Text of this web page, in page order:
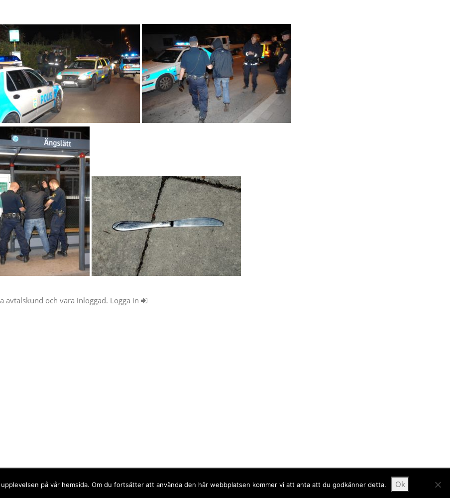
avtalskund och vara inloggad. Logga in
på vår hemsida. Om du fortsätter att använda den här webbplatsen kommer vi att anta att du godkänner detta. Ok